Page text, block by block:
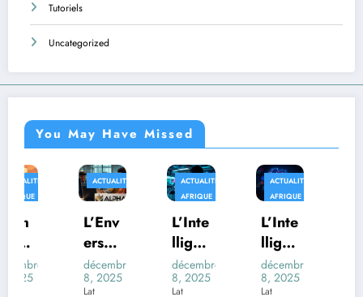
Tutoriels
Uncategorized
You May Have Missed
ACTUALITÉS
ers
du
Déco
décembre
8, 2025
ACTUALITÉS
L’Inte
ce
Artifi
décembre
8, 2025
L’Inte
ce
Artifi
décembre
8, 2025
Au-
des
Trans
décembre
8, 2025